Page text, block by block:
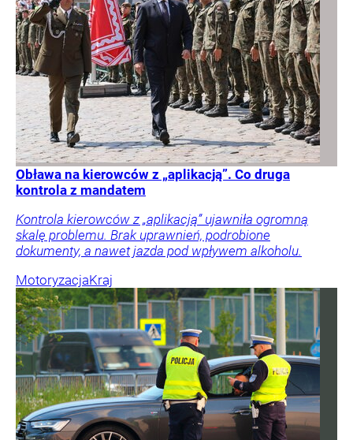
Obława na kierowców z „aplikacją”. Co druga
kontrola z mandatem
Kontrola kierowców z „aplikacją” ujawniła ogromną
skalę problemu. Brak uprawnień, podrobione
dokumenty, a nawet jazda pod wpływem alkoholu.
MotoryzacjaKraj